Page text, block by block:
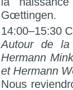
Gœttingen.
14:00–15:30
Autour de
Hermann
et Hermann
Nous